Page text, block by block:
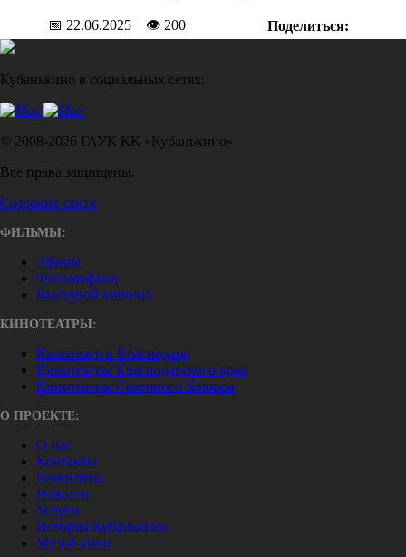
📅 22.06.2025 👁 200 Поделиться:
Кубанькино в социальных сетях:
© 2008-2026 ГАУК КК «Кубанькино»
Все права защищены.
Создание сайта
ФИЛЬМЫ:
Афиша
Фильмофонд
Выездной кинозал
КИНОТЕАТРЫ:
Кинотеатр в Краснодаре
Кинотеатры Краснодарского края
Кинотеатры Северного Кавказа
О ПРОЕКТЕ:
О нас
Контакты
Реквизиты
Новости
Услуги
История Кубанькино
Музей кино